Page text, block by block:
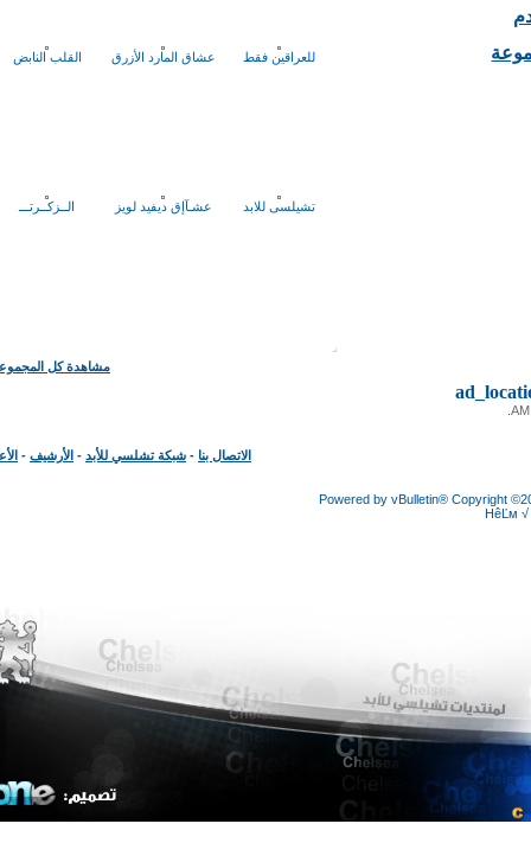
للعراقين فقط عشاق المارد الأزرق القلب النابض
تشيلسى للابد عشـآإق ديفيد لويز الــزكــرتـــ
مشاهدة كل المجموعات
الاتصال بنا- شبكة تشلسي للأبد -الأرشيف-الأعلى
Powered by vBulletin®